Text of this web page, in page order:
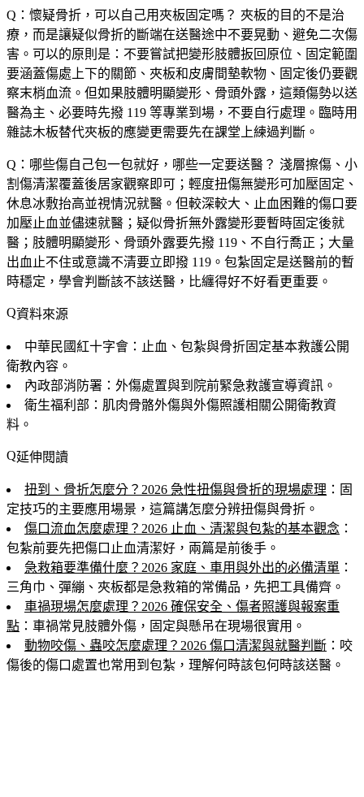
Q：懷疑骨折，可以自己用夾板固定嗎？ 夾板的目的不是治
療，而是讓疑似骨折的斷端在送醫途中不要晃動、避免二次傷
害。可以的原則是：不要嘗試把變形肢體扳回原位、固定範圍
要涵蓋傷處上下的關節、夾板和皮膚間墊軟物、固定後仍要觀
察末梢血流。但如果肢體明顯變形、骨頭外露，這類傷勢以送
醫為主、必要時先撥 119 等專業到場，不要自行處理。臨時用
雜誌木板替代夾板的應變更需要先在課堂上練過判斷。
Q：哪些傷自己包一包就好，哪些一定要送醫？ 淺層擦傷、小
割傷清潔覆蓋後居家觀察即可；輕度扭傷無變形可加壓固定、
休息冰敷抬高並視情況就醫。但較深較大、止血困難的傷口要
加壓止血並儘速就醫；疑似骨折無外露變形要暫時固定後就
醫；肢體明顯變形、骨頭外露要先撥 119、不自行喬正；大量
出血止不住或意識不清要立即撥 119。包紮固定是送醫前的暫
時穩定，學會判斷該不該送醫，比纏得好不好看更重要。
資料來源
中華民國紅十字會：止血、包紮與骨折固定基本救護公開
衛教內容。
內政部消防署：外傷處置與到院前緊急救護宣導資訊。
衛生福利部：肌肉骨骼外傷與外傷照護相關公開衛教資
料。
延伸閱讀
扭到、骨折怎麼分？2026 急性扭傷與骨折的現場處理 ：固
定技巧的主要應用場景，這篇講怎麼分辨扭傷與骨折。
傷口流血怎麼處理？2026 止血、清潔與包紮的基本觀念 ：
包紮前要先把傷口止血清潔好，兩篇是前後手。
急救箱要準備什麼？2026 家庭、車用與外出的必備清單 ：
三角巾、彈繃、夾板都是急救箱的常備品，先把工具備齊。
車禍現場怎麼處理？2026 確保安全、傷者照護與報案重
點 ：車禍常見肢體外傷，固定與懸吊在現場很實用。
動物咬傷、蟲咬怎麼處理？2026 傷口清潔與就醫判斷 ：咬
傷後的傷口處置也常用到包紮，理解何時該包何時該送醫。